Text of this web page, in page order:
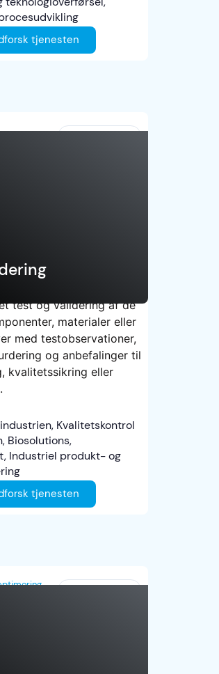
tjenesten
test og validering af de
materialer eller
med testobservationer,
og anbefalinger til
kvalitetssikring eller
Kvalitetskontrol
Biosolutions,
Industriel produkt- og
tjenesten